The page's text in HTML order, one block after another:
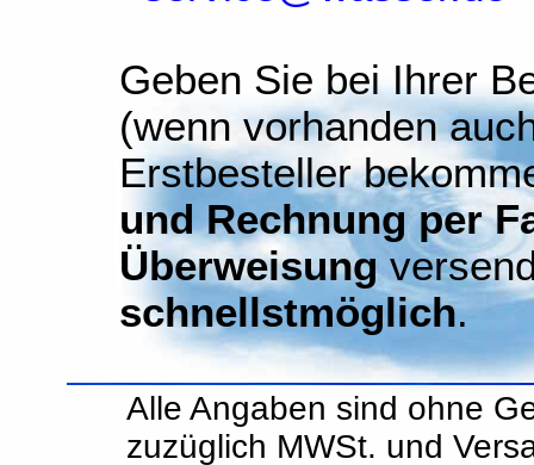
Geben Sie bei Ihrer
(wenn vorhanden
Erstbesteller
und Rechnung per
Überweisung
schnellstmöglich.
Alle Angaben sind ohne
zuzüglich MWSt. und